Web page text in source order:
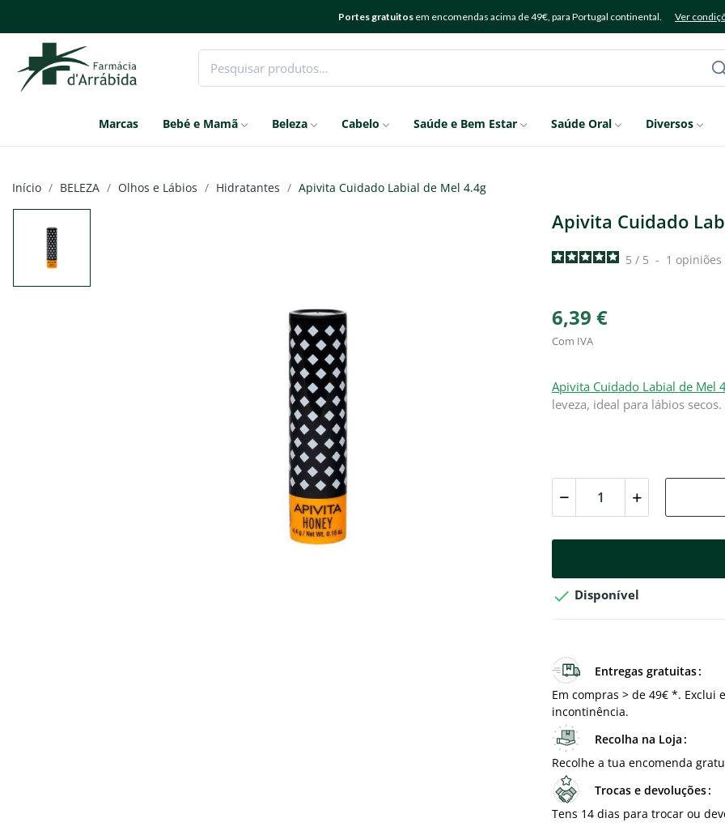
Portes gratuitos em encomendas acima de 49€, para Portugal continental. Ver
Marcas Bebé e Mamã Beleza Cabelo Saúde e Bem Estar Saúde Oral Diversos
Início BELEZA Olhos e Lábios Hidratantes Apivita Cuidado Labial de Mel 4.4g
Apivita Cuidado
5 / 5 - 1 opiniões
6,39 €
Com IVA
Apivita Cuidado Labial de Mel
leveza, ideal para lábios secos.
 Disponível
Entregas gratuitas
Em compras > de 49€ *.
incontinência.
Recolha na Loja
Recolhe a tua encomenda
Trocas e devoluções
Tens 14 dias para trocar ou